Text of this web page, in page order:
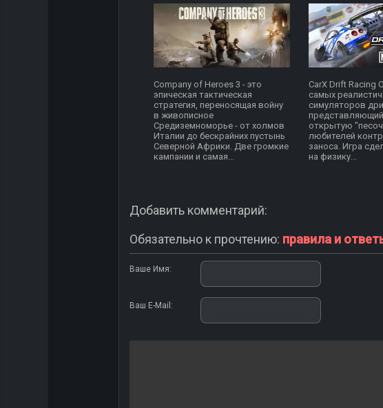
Company of Heroes 3 - это
эпическая тактическая
стратегия, переносящая войну
в живописное
Средиземноморье - от холмов
Италии до бескрайних пустынь
Северной Африки. Две громкие
кампании и самая...
CarX Drift Racing
самых
симуляторов
открытую
любителей
заноса. Игра
на физику...
Добавить комментарий:
Обязательно к прочтению: правила и
Ваше Имя:
Ваш E-Mail: